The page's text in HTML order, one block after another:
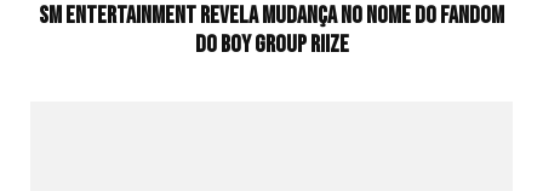
SM Entertainment revela mudança no nome do fandom
do boy group RIIZE